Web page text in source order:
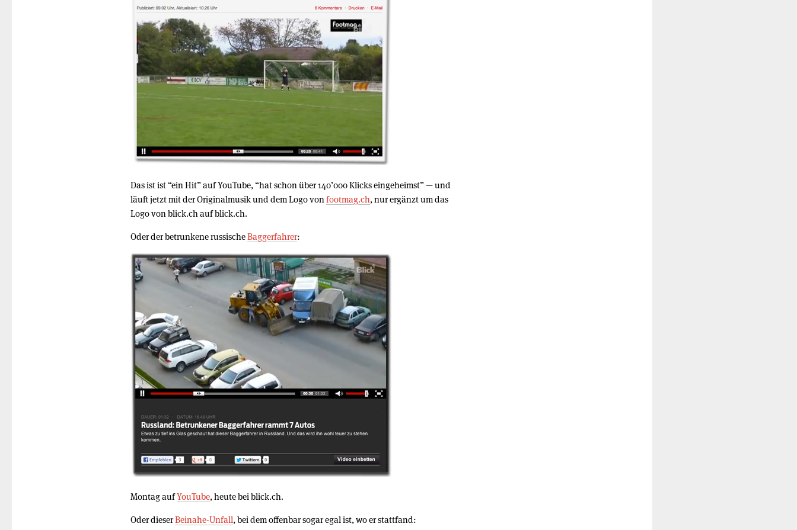
Das ist ist “ein Hit” auf YouTube, “hat schon über 140’000 Klicks eingeheimst” — und
läuft jetzt mit der Originalmusik und dem Logo von footmag.ch, nur ergänzt um das
Logo von blick.ch auf blick.ch.
Oder der betrunkene russischeBaggerfahrer:
Montag aufYouTube, heute bei blick.ch.
Oder dieserBeinahe-Unfall, bei dem offenbar sogar egal ist, wo er stattfand: